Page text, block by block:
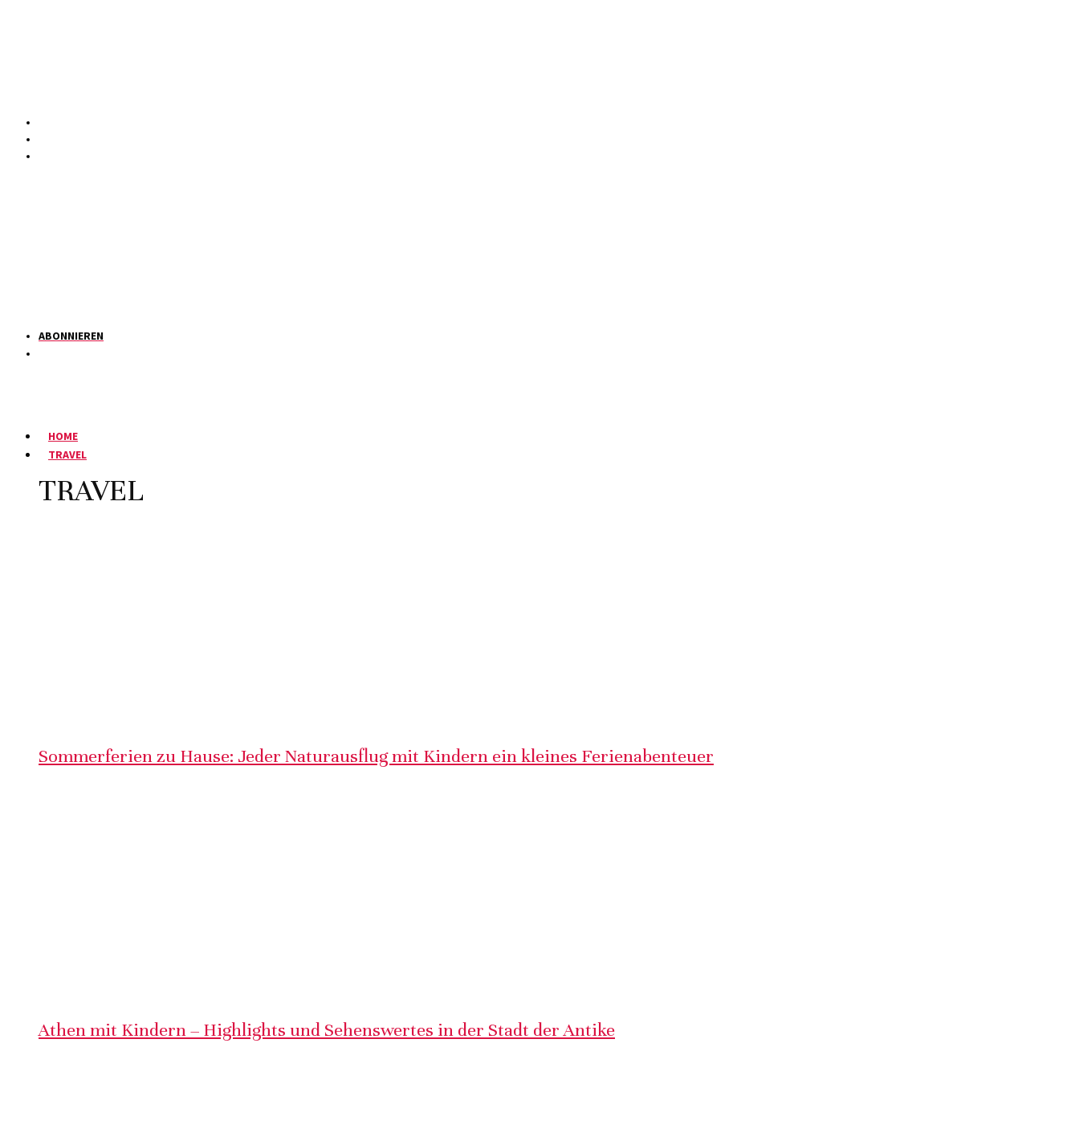
ABONNIEREN
HOME
TRAVEL
TRAVEL
Sommerferien zu Hause: Jeder Naturausflug mit Kindern ein kleines Ferienabenteuer
Athen mit Kindern – Highlights und Sehenswertes in der Stadt der Antike